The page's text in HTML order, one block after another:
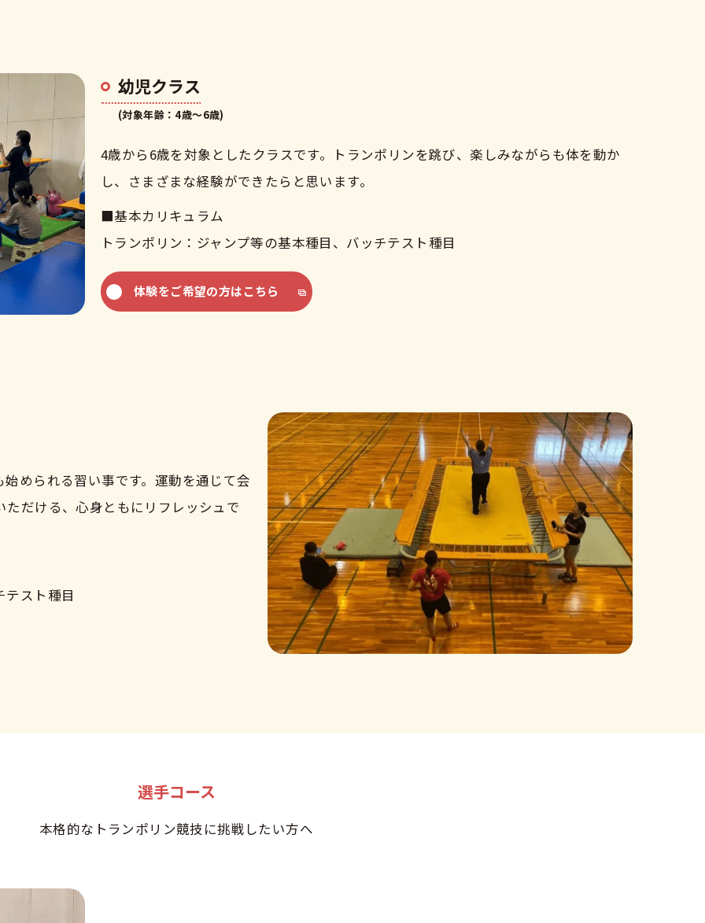
幼児クラス
(対象年齢：4歳〜6歳)
4歳から6歳を対象としたクラスです。トランポリンを跳び、楽しみながらも体を動か
し、さまざまな経験ができたらと思います。
■基本カリキュラム
トランポリン：ジャンプ等の基本種目、バッチテスト種目
体験をご希望の方はこちら
められる習い事です。運動を通じて会
だける、心身ともにリフレッシュで
スト種目
選手コース
本格的なトランポリン競技に挑戦したい方へ
体験申し込みはこちら